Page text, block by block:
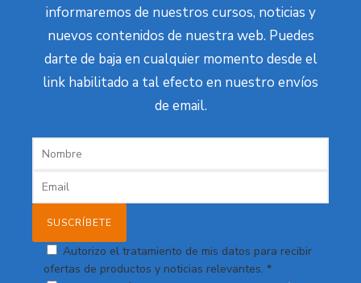
informaremos de nuestros cursos, noticias y
nuevos contenidos de nuestra web. Puedes
darte de baja en cualquier momento desde el
link habilitado a tal efecto en nuestro envíos
de email.
Autorizo el tratamiento de mis datos para recibir
ofertas de productos y noticias relevantes. *